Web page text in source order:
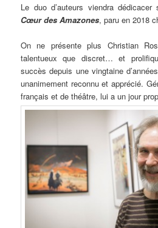
Le duo d’auteurs viendra dédicacer
Cœur des Amazones, paru en 2018
On ne présente plus Christian
talentueux que discret… et
succès depuis une vingtaine
unanimement reconnu et apprécié.
français et de théâtre, lui a un jour